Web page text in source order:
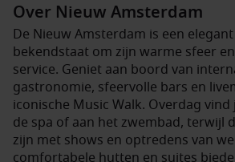
Over Nieuw Amsterdam
De Nieuw Amsterdam is een
bekendstaat om zijn warme sfeer
service. Geniet aan boord van
gastronomie, sfeervolle bars en
iconische Music Walk. Overdag
de spa of aan het zwembad, terwijl
zijn met shows en optredens van
comfortabele hutten en suites